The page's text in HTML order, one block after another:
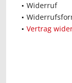
Widerruf
Vertrag